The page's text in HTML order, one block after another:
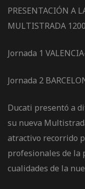
PRESENTACIÓN A
MULTISTRADA
Jornada 1
Jornada 2
Ducati presentó a
su nueva
atractivo recorrido
profesionales de la
cualidades de la
pista
Tour